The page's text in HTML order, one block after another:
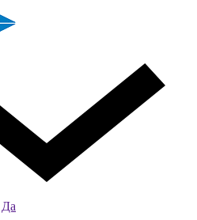
Да